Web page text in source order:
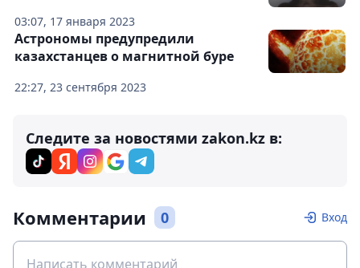
03:07, 17 января 2023
22:27, 23 сентября 2023
Астрономы предупредили
казахстанцев о магнитной буре
Следите за новостями zakon.kz в:
Комментарии 0 Вход